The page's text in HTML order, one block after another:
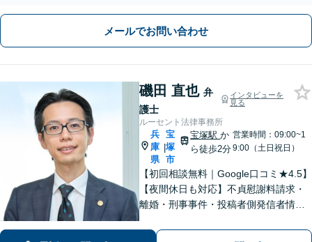
メールでお問い合わせ
磯田 直也 弁
護士
インタビューを
見る
ルーセント法律事務所
兵
庫
県
|
宝
塚
市
宝塚駅か
ら徒歩2分
営業時間：09:00~1
9:00（土日祝日）
【初回相談無料｜Google口コミ★4.5】
【夜間休日も対応】不貞慰謝料請求・
離婚・刑事事件・投稿者側発信者情報
メイドのサービスで問題解決や事業の